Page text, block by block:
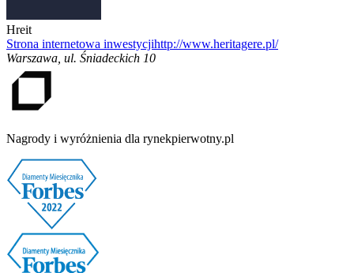
Hreit
Strona internetowa inwestycjihttp://www.heritagere.pl/
Warszawa ul. Śniadeckich 10
Nagrody i wyróżnienia dla rynekpierwotny.pl